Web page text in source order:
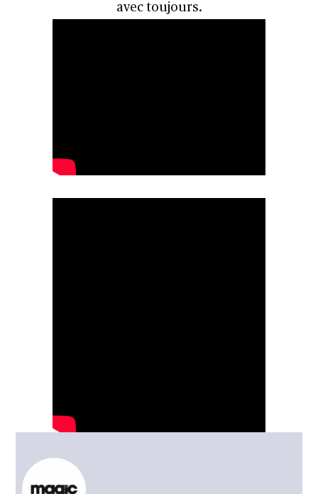
avec toujours.